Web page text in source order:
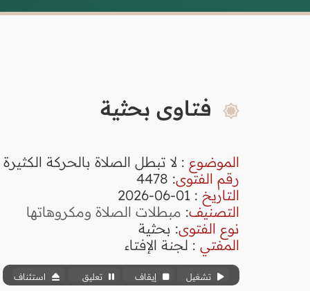
فتاوى بحثية
الموضوع : لا تبطل الصلاة بالحركة
رقم الفتوى:
4478
التاريخ : 01-06-2026
التصنيف: مبطلات الصلاة ومكروهاتها
نوع الفتوى: بحثية
المفتي : لجنة الإفتاء
تشغيل إيقاف تعليق استئناف